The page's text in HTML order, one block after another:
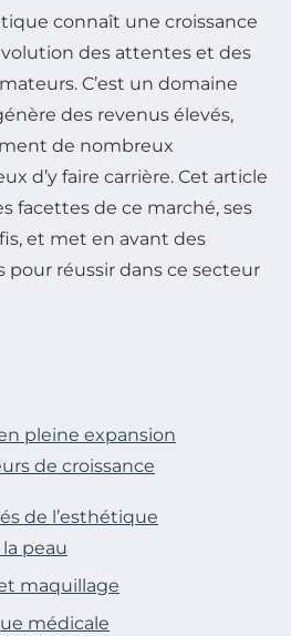
connaît une croissance
des attentes et des
C’est un domaine
des revenus élevés,
de nombreux
d’y faire carrière. Cet article
facettes de ce marché, ses
et met en avant des
pour réussir dans ce secteur
pleine expansion
de croissance
de l’esthétique
peau
maquillage
médicale